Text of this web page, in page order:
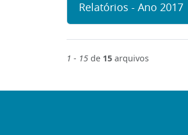
Relatórios - Ano 2017
1 - 15 de 15 arquivos